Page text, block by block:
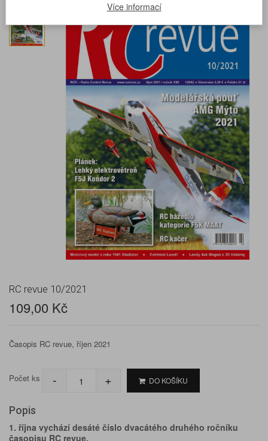
RC revue 10/2021
109,00 Kč
Časopis RC revue, říjen 2021
Počet ks - + DO KOŠÍKU
Popis
1. října vychází desáté číslo dvacátého druhého ročníku
časopisu RC revue.
Více informací